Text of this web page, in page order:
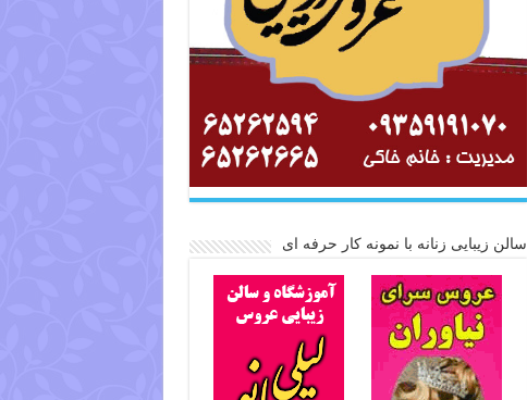
سالن زیبایی زنانه با نمونه کار حرفه ای